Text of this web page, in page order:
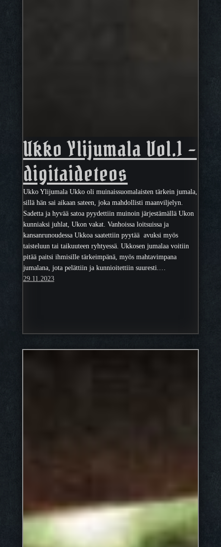
Ukko Ylijumala Vol.1 –
digitaideteos
Ukko Ylijumala Ukko oli muinaissuomalaisten tärkein jumala,
sillä hän sai aikaan sateen, joka mahdollisti maanviljelyn.
Sadetta ja hyvää satoa pyydettiin muinoin järjestämällä Ukon
kunniaksi juhlat, Ukon vakat. Vanhoissa loitsuissa ja
kansanrunoudessa Ukkoa saatettiin pyytää avuksi myös
taisteluun tai taikuuteen ryhtyessä. Ukkosen jumalaa voitiin
pitää paitsi ihmisille tärkeimpänä, myös mahtavimpana
jumalana, jota pelättiin ja kunnioitettiin suuresti.…
29.11.2023